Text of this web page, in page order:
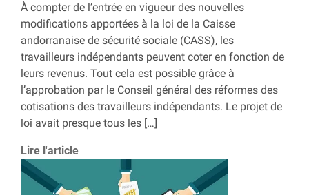
À compter de l’entrée en vigueur des nouvelles
modifications apportées à la loi de la Caisse
andorranaise de sécurité sociale (CASS), les
travailleurs indépendants peuvent coter en fonction de
leurs revenus. Tout cela est possible grâce à
l’approbation par le Conseil général des réformes des
cotisations des travailleurs indépendants. Le projet de
loi avait presque tous les […]
Lire l'article